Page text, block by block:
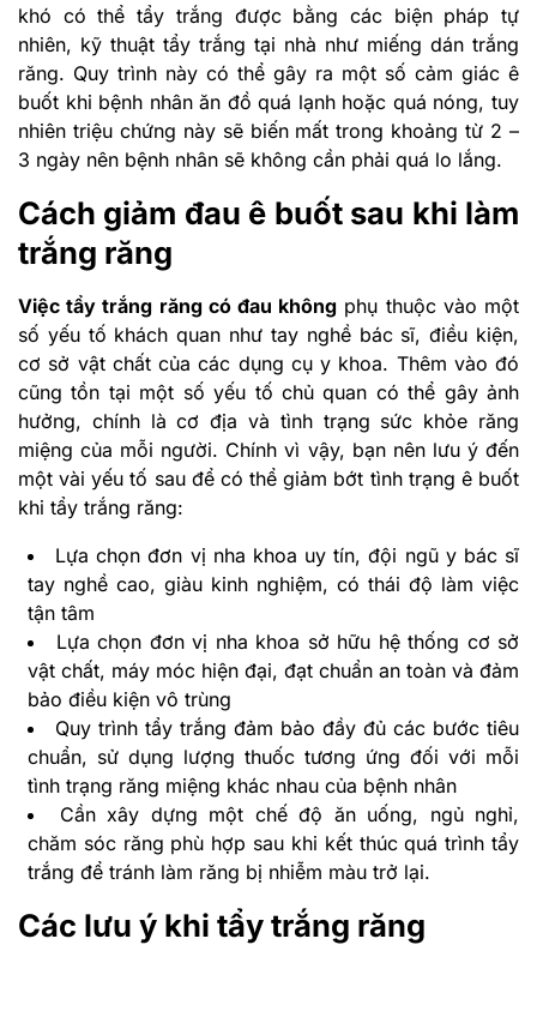
khó có thể tẩy trắng được bằng các biện pháp tự
nhiên, kỹ thuật tẩy trắng tại nhà như miếng dán trắng
răng. Quy trình này có thể gây ra một số cảm giác ê
buốt khi bệnh nhân ăn đồ quá lạnh hoặc quá nóng, tuy
nhiên triệu chứng này sẽ biến mất trong khoảng từ 2 –
3 ngày nên bệnh nhân sẽ không cần phải quá lo lắng.
Cách giảm đau ê buốt sau khi làm
trắng răng
Việc tẩy trắng răng có đau không phụ thuộc vào một
số yếu tố khách quan như tay nghề bác sĩ, điều kiện,
cơ sở vật chất của các dụng cụ y khoa. Thêm vào đó
cũng tồn tại một số yếu tố chủ quan có thể gây ảnh
hưởng, chính là cơ địa và tình trạng sức khỏe răng
miệng của mỗi người. Chính vì vậy, bạn nên lưu ý đến
một vài yếu tố sau để có thể giảm bớt tình trạng ê buốt
khi tẩy trắng răng:
Lựa chọn đơn vị nha khoa uy tín, đội ngũ y bác sĩ
tay nghề cao, giàu kinh nghiệm, có thái độ làm việc
tận tâm
Lựa chọn đơn vị nha khoa sở hữu hệ thống cơ sở
vật chất, máy móc hiện đại, đạt chuẩn an toàn và đảm
bảo điều kiện vô trùng
Quy trình tẩy trắng đảm bảo đầy đủ các bước tiêu
chuẩn, sử dụng lượng thuốc tương ứng đối với mỗi
tình trạng răng miệng khác nhau của bệnh nhân
Cần xây dựng một chế độ ăn uống, ngủ nghỉ,
chăm sóc răng phù hợp sau khi kết thúc quá trình tẩy
trắng để tránh làm răng bị nhiễm màu trở lại.
Các lưu ý khi tẩy trắng răng